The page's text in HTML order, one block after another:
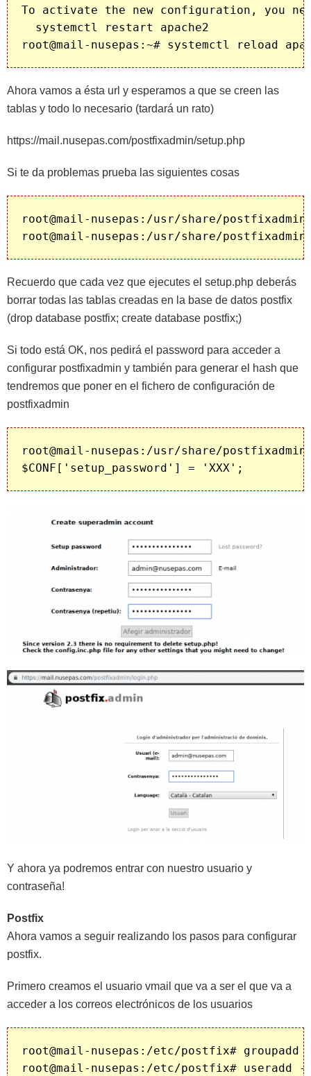
To activate the new configuration, you
  systemctl restart apache2
Ahora vamos a ésta url y esperamos a que se creen las
tablas y todo lo necesario (tardará un rato)
https://mail.nusepas.com/postfixadmin/setup.php
Si te da problemas prueba las siguientes cosas
root@mail-nusepas:/usr/share/
Recuerdo que cada vez que ejecutes el setup.php deberás
borrar todas las tablas creadas en la base de datos postfix
(drop database postfix; create database postfix;)
Si todo está OK, nos pedirá el password para acceder a
configurar postfixadmin y también para generar el hash que
tendremos que poner en el fichero de configuración de
postfixadmin
root@mail-nusepas:/usr/share/
Y ahora ya podremos entrar con nuestro usuario y
contraseña!
Postfix
Ahora vamos a seguir realizando los pasos para configurar
postfix.
Primero creamos el usuario vmail que va a ser el que va a
acceder a los correos electrónicos de los usuarios
root@mail-nusepas:/etc/postfix# groupadd
root@mail-nusepas:/etc/postfix# useradd